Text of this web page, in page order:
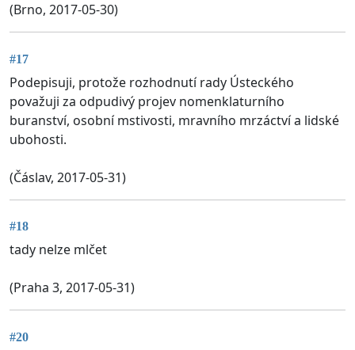
(Brno, 2017-05-30)
#17
Podepisuji, protože rozhodnutí rady Ústeckého
považuji za odpudivý projev nomenklaturního
buranství, osobní mstivosti, mravního mrzáctví a lidské
ubohosti.
(Čáslav, 2017-05-31)
#18
tady nelze mlčet
(Praha 3, 2017-05-31)
#20